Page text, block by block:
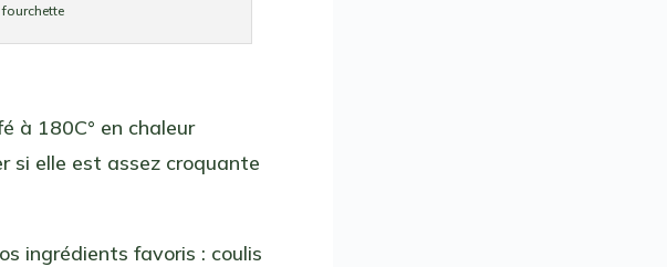
fourchette
à 180C° en chaleur
si elle est assez croquante
ingrédients favoris : coulis